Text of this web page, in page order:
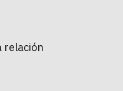
relación